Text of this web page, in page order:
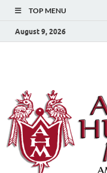
TOP MENU
August 9, 2026